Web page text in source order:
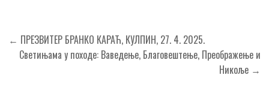
Кретање
чланка
← ПРЕЗВИТЕР БРАНКО КАРАЋ, КУЛПИН, 27. 4. 2025.
Светињама у походе: Ваведење, Благовештење, Преображење и
Никоље →